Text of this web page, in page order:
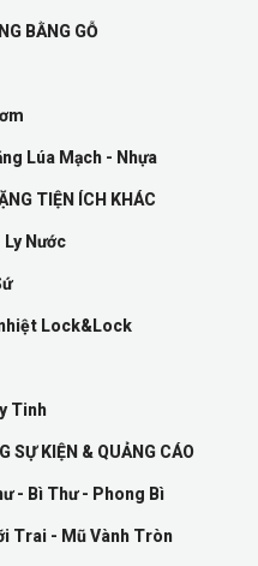
BẰNG GỖ
Lúa Mạch - Nhựa
TIỆN ÍCH KHÁC
Ly Nước
nhiệt Lock&Lock
Tinh
SỰ KIỆN & QUẢNG CÁO
- Bì Thư - Phong Bì
Trai - Mũ Vành Tròn